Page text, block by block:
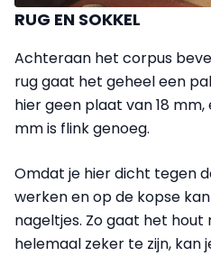
RUG EN SOKKEL
Achteraan het corpus
rug gaat het geheel een
hier geen plaat van 18
mm is flink genoeg.
Omdat je hier dicht tegen
werken en op de kopse
nageltjes. Zo gaat het hout
helemaal zeker te zijn, kan